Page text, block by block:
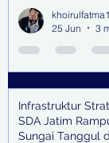
25 Jun
3
Infrastruktur
SDA Jatim
Sungai Tanggul